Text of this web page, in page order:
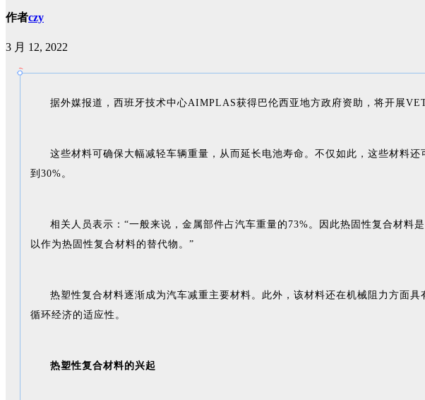
作者czy
3 月 12, 2022
据外媒报道，西班牙技术中心AIMPLAS获得巴伦西亚地方政府资助，将开展
这些材料可确保大幅减轻车辆重量，从而延长电池寿命。不仅如此，这些材料
到30%。
相关人员表示：“一般来说，金属部件占汽车重量的73%。因此热固性复合材
以作为热固性复合材料的替代物。”
热塑性复合材料逐渐成为汽车减重主要材料。此外，该材料还在机械阻力方面
循环经济的适应性。
热塑性复合材料的兴起